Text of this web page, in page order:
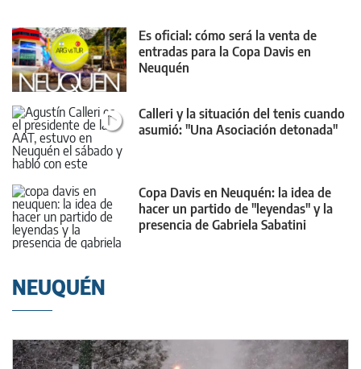
Es oficial: cómo será la venta de
entradas para la Copa Davis en
Neuquén
Calleri y la situación del tenis cuando
asumió: "Una Asociación detonada"
Copa Davis en Neuquén: la idea de
hacer un partido de "leyendas" y la
presencia de Gabriela Sabatini
NEUQUÉN